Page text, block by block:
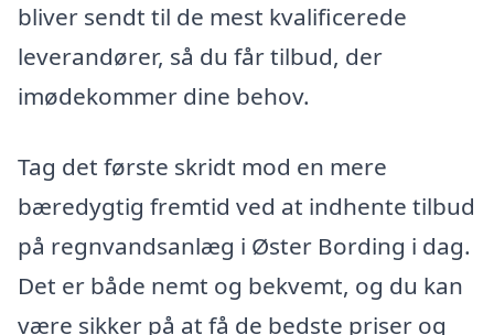
bliver sendt til de mest kvalificerede
leverandører, så du får tilbud, der
imødekommer dine behov.
Tag det første skridt mod en mere
bæredygtig fremtid ved at indhente tilbud
på regnvandsanlæg i Øster Bording i dag.
Det er både nemt og bekvemt, og du kan
være sikker på at få de bedste priser og